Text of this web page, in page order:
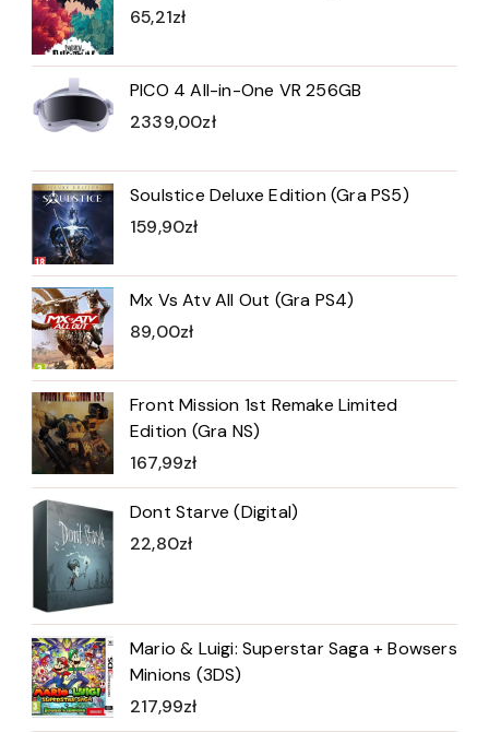
65,21zł
PICO 4 All-in-One VR 256GB
2339,00zł
Soulstice Deluxe Edition (Gra PS5)
159,90zł
Mx Vs Atv All Out (Gra PS4)
89,00zł
Front Mission 1st Remake Limited
Edition (Gra NS)
167,99zł
Dont Starve (Digital)
22,80zł
Mario & Luigi: Superstar Saga + Bowsers
Minions (3DS)
217,99zł